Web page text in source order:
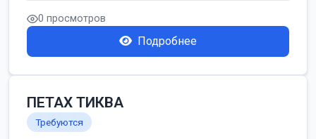
0 просмотров
Подробнее
ПЕТАХ ТИКВА
Требуются